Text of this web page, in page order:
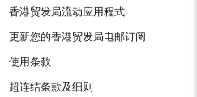
香港贸发局流动应用程式
更新您的香港贸发局电邮订阅
使用条款
超连结条款及细则